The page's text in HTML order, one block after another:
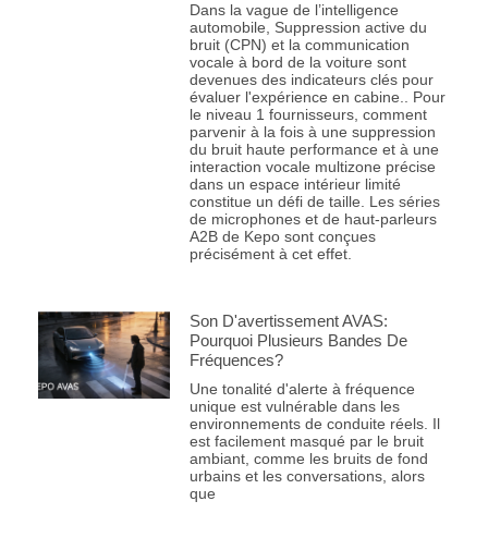
Dans la vague de l’intelligence
automobile, Suppression active du
bruit (CPN) et la communication
vocale à bord de la voiture sont
devenues des indicateurs clés pour
évaluer l'expérience en cabine.. Pour
le niveau 1 fournisseurs, comment
parvenir à la fois à une suppression
du bruit haute performance et à une
interaction vocale multizone précise
dans un espace intérieur limité
constitue un défi de taille. Les séries
de microphones et de haut-parleurs
A2B de Kepo sont conçues
précisément à cet effet.
Son D'avertissement AVAS:
Pourquoi Plusieurs Bandes De
Fréquences?
Une tonalité d'alerte à fréquence
unique est vulnérable dans les
environnements de conduite réels. Il
est facilement masqué par le bruit
ambiant, comme les bruits de fond
urbains et les conversations, alors
que